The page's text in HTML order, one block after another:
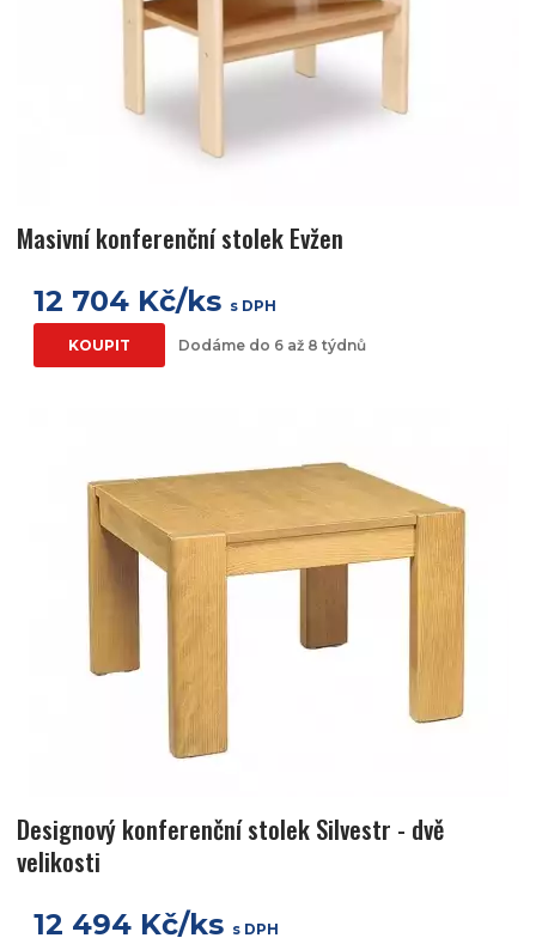
Masivní konferenční stolek Evžen
12 704 Kč/ks s DPH
KOUPIT Dodáme do 6 až 8 týdnů
Designový konferenční stolek Silvestr - dvě
velikosti
12 494 Kč/ks s DPH